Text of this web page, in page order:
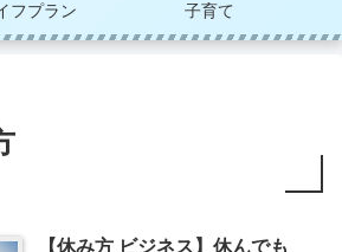
フプラン 子育て
【休み方 ビジネス】休んでも